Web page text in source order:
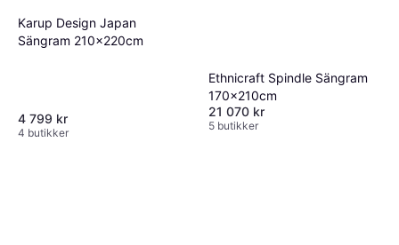
Karup Design Japan
Sängram 210x220cm
4 799 kr
4 butikker
Ethnicraft Spindle Sängram
170x210cm
21 070 kr
5 butikker